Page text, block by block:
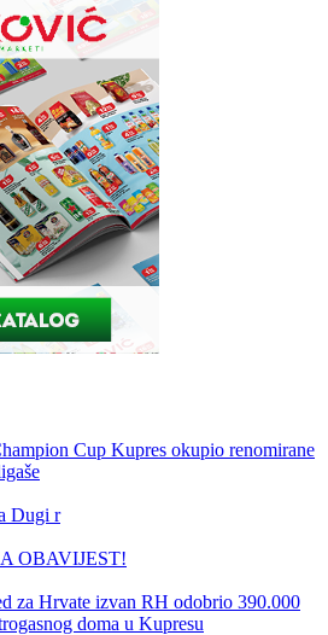
Cup Kupres okupio renomirane
Dugi r
OBAVIJEST!
za Hrvate izvan RH odobrio 390.000
doma u Kupresu